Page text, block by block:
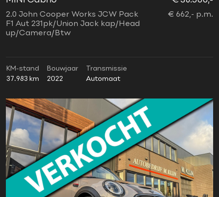
2.0 John Cooper Works JCW Pack
F1 Aut 231pk/Union Jack kap/Head
up/Camera/Btw
€ 662,- p.m.
KM-stand
37.983 km
Bouwjaar
2022
Transmissie
Automaat